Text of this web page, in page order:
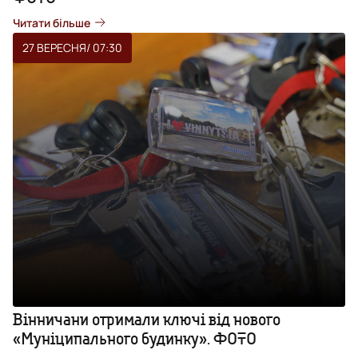
Читати більше
27 ВЕРЕСНЯ/ 07:30
Вінничани отримали ключі від нового
«Муніципального будинку». ФОТО